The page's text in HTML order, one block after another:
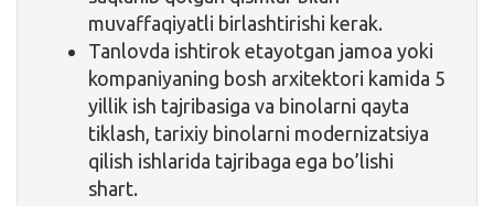
muvaffaqiyatli birlashtirishi kerak.
Tanlovda ishtirok etayotgan jamoa yoki
kompaniyaning bosh arxitektori kamida 5
yillik ish tajribasiga va binolarni qayta
tiklash, tarixiy binolarni modernizatsiya
qilish ishlarida tajribaga ega bo’lishi
shart.